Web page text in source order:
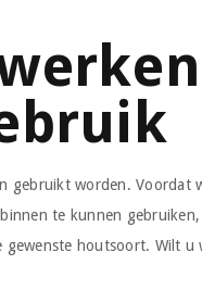
gebruikt worden.
te kunnen
gewenste houtsoort. Wilt